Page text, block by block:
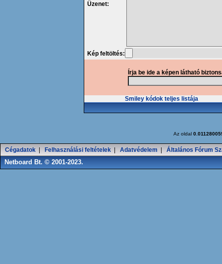
Üzenet:
Kép feltöltés:
Írja be ide a képen látható
Smiley kódok teljes listája
Az oldal
Cégadatok Felhasználási feltételek Adatvédelem Általános Fórum
Netboard Bt. © 2001-2023.